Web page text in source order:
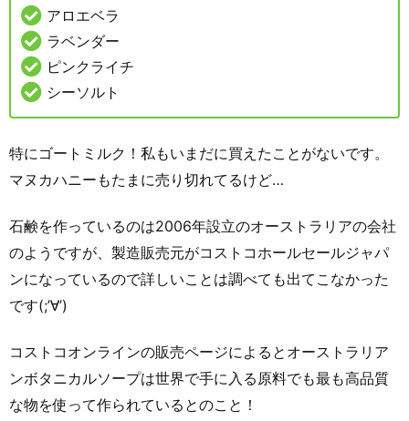
アロエベラ
ラベンダー
ピンクライチ
シーソルト
特にゴートミルク！私もいまだに買えたことがないです。
マヌカハニーもたまに売り切れてるけど…
石鹸を作っているのは2006年設立のオーストラリアの会社
のようですが、製造販売元がコストコホールセールジャパ
ンになっているので詳しいことは調べても出てこなかった
です(;’∀’)
コストコオンラインの販売ページによるとオーストラリア
ンボタニカルソープは世界で手に入る原料でも最も高品質
な物を使って作られているとのこと！